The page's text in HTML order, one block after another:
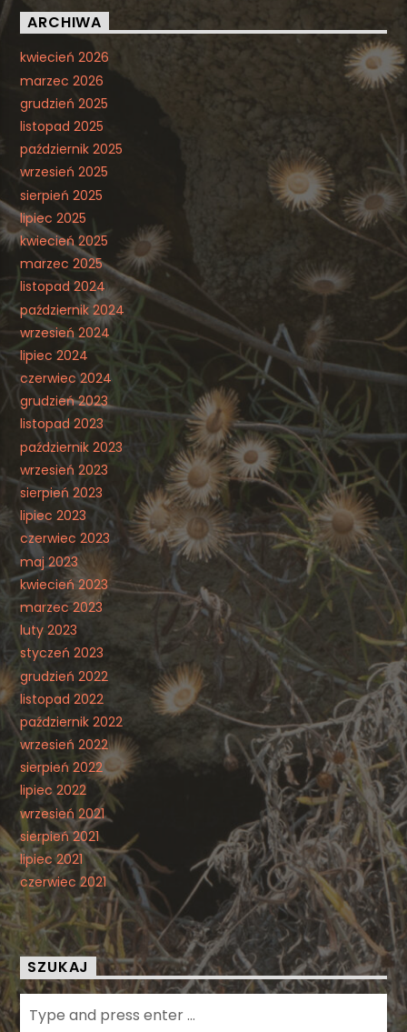
ARCHIWA
kwiecień 2026
marzec 2026
grudzień 2025
listopad 2025
październik 2025
wrzesień 2025
sierpień 2025
lipiec 2025
kwiecień 2025
marzec 2025
listopad 2024
październik 2024
wrzesień 2024
lipiec 2024
czerwiec 2024
grudzień 2023
listopad 2023
październik 2023
wrzesień 2023
sierpień 2023
lipiec 2023
czerwiec 2023
maj 2023
kwiecień 2023
marzec 2023
luty 2023
styczeń 2023
grudzień 2022
listopad 2022
październik 2022
wrzesień 2022
sierpień 2022
lipiec 2022
wrzesień 2021
sierpień 2021
lipiec 2021
czerwiec 2021
SZUKAJ